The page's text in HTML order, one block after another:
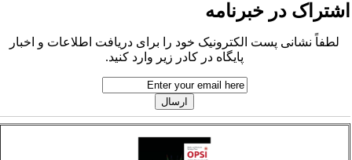
در خبرنامه
لطفاً نشانی پست الکترونیک خود را برای دریافت اطلاعات و اخبار
پایگاه در کادر زیر وارد کنید.